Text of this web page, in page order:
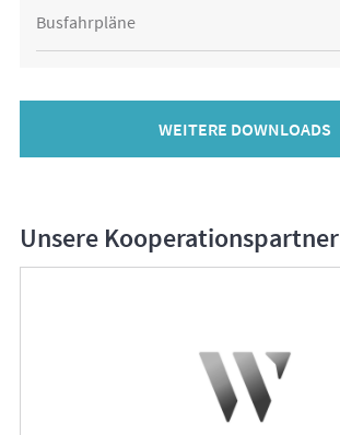
Busfahrpläne
WEITERE DOWNLOADS
Unsere Kooperationspartner